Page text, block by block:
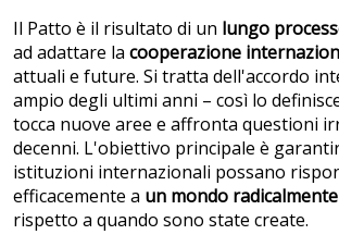
Il Patto è il risultato di un lungo
ad adattare la cooperazione
attuali e future. Si tratta dell'accordo
ampio degli ultimi anni – così lo
tocca nuove aree e affronta questioni
decenni. L'obiettivo principale è
istituzioni internazionali possano
efficacemente a un mondo
rispetto a quando sono state create.